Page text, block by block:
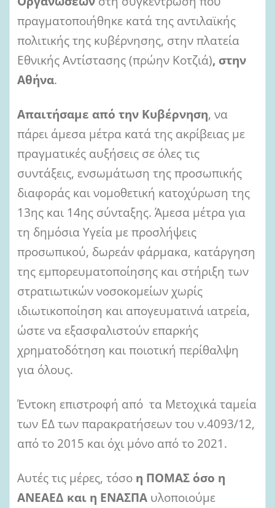
πραγματοποιήθηκε κατά της αντιλαϊκής
πολιτικής της κυβέρνησης, στην πλατεία
Εθνικής Αντίστασης (πρώην Κοτζιά), στην
Αθήνα.
Απαιτήσαμε από την Κυβέρνηση, να
πάρει άμεσα μέτρα κατά της ακρίβειας με
πραγματικές αυξήσεις σε όλες τις
συντάξεις, ενσωμάτωση της προσωπικής
διαφοράς και νομοθετική κατοχύρωση της
13ης και 14ης σύνταξης. Άμεσα μέτρα για
τη δημόσια Υγεία με προσλήψεις
προσωπικού, δωρεάν φάρμακα, κατάργηση
της εμπορευματοποίησης και στήριξη των
στρατιωτικών νοσοκομείων χωρίς
ιδιωτικοποίηση και απογευματινά ιατρεία,
ώστε να εξασφαλιστούν επαρκής
χρηματοδότηση και ποιοτική περίθαλψη
για όλους.
Έντοκη επιστροφή από τα Μετοχικά ταμεία
των ΕΔ των παρακρατήσεων του ν.4093/12,
από το 2015 και όχι μόνο από το 2021.
Αυτές τις μέρες, τόσο η ΠΟΜΑΣ όσο η
ΑΝΕΑΕΔ και η ΕΝΑΣΠΑ υλοποιούμε